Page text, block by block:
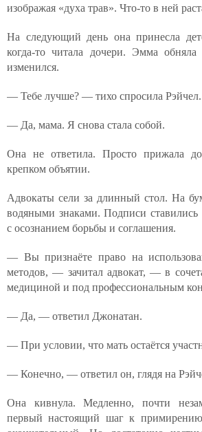
изображая «духа трав». Что-то в ней
На следующий день она принесла
когда-то читала дочери. Эмма
изменился.
— Тебе лучше? — тихо спросила Рэйчел.
— Да, мама. Я снова стала собой.
Она не ответила. Просто прижала
крепком объятии.
Адвокаты сели за длинный стол. На
водяными знаками. Подписи ставились
с осознанием борьбы и соглашения.
— Вы признаёте право на
методов, — зачитал адвокат, — в
медициной и под профессиональным
— Да, — ответил Джонатан.
— При условии, что мать остаётся
— Конечно, — ответил он, глядя на
Она кивнула. Медленно, почти
первый настоящий шаг к